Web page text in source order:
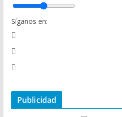
Síganos en:
Publicidad